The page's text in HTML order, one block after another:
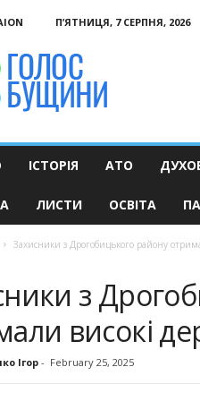
П’ЯТНИЦЯ, 7 СЕРПНЯ, 2026
ІСТОРІЯ АТО
ЛИСТИ ОСВІТА
Захисники з Дрогобицького району
з
високі
Ігор- February 25, 2025